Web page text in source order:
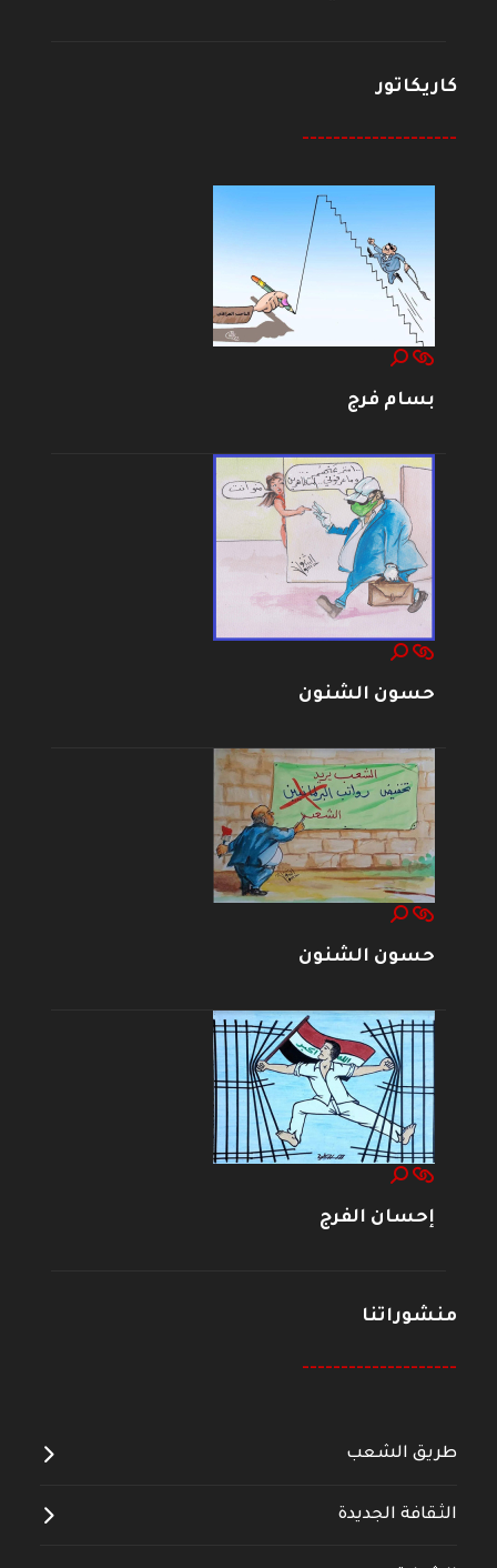
كاريكاتور
--------------------
بسام فرج
حسون الشنون
حسون الشنون
إحسان الفرج
منشوراتنا
--------------------
طريق الشعب
الثقافة الجديدة